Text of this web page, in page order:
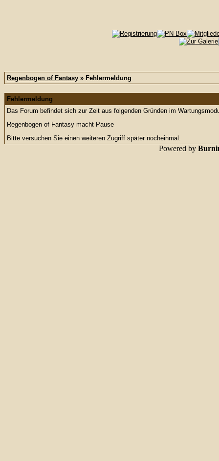
Regenbogen of Fantasy » Fehlermeldung
Fehlermeldung
Das Forum befindet sich zur Zeit aus folgenden Gründen im
Regenbogen of Fantasy macht Pause
Bitte versuchen Sie einen weiteren Zugriff später nocheinmal.
Powered by